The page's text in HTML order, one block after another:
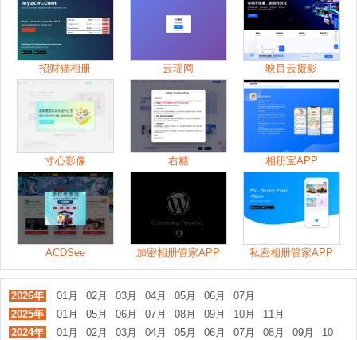
招财猫相册 云瑶网 映目云摄影
寸心影像 右糖 相册宝APP
ACDSee 加密相册管家APP 私密相册管家APP
2026年 01月 02月 03月 04月 05月 06月
07月
2025年
01月 05月 06月 07月 08月 09月 10月
11月
2024年
01月 02月 03月 04月 05月 06月 07月 08月 09月
10